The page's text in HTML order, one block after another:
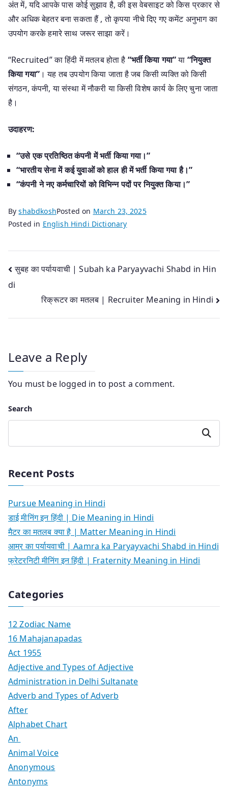
अंत में, यदि आपके पास कोई सुझाव है, की इस वेबसाइट को किस प्रकार से
और अधिक बेहतर बना सकता हैं , तो कृपया नीचे दिए गए कमेंट अनुभाग का
उपयोग करके हमारे साथ जरूर साझा करें।
“Recruited” का हिंदी में मतलब होता है “भर्ती किया गया”या “नियुक्त
किया गया”। यह तब उपयोग किया जाता है जब किसी व्यक्ति को किसी
संगठन, कंपनी, या संस्था में नौकरी या किसी विशेष कार्य के लिए चुना जाता
है।
उदाहरण:
“उसे एक प्रतिष्ठित कंपनी में भर्ती किया गया।”
“भारतीय सेना में कई युवाओं को हाल ही में भर्ती किया गया है।”
“कंपनी ने नए कर्मचारियों को विभिन्न पदों पर नियुक्त किया।”
ByshabdkoshPosted on March 23, 2025
Posted in English Hindi Dictionary
Post
navigation
सुबह का पर्यायवाची | Subah ka Paryayvachi Shabd in Hin
di
रिक्रूटर का मतलब | Recruiter Meaning in Hindi
Leave a Reply
You must be logged in to post a comment.
Search
Search
Recent Posts
Pursue Meaning in Hindi
डाई मीनिंग इन हिंदी | Die Meaning in Hindi
मैटर का मतलब क्या है | Matter Meaning in Hindi
आम्र का पर्यायवाची | Aamra ka Paryayvachi Shabd in Hindi
फ्रेटरनिटी मीनिंग इन हिंदी | Fraternity Meaning in Hindi
Categories
12 Zodiac Name
16 Mahajanapadas
Act 1955
Adjective and Types of Adjective
Administration in Delhi Sultanate
Adverb and Types of Adverb
After
Alphabet Chart
An
Animal Voice
Anonymous
Antonyms